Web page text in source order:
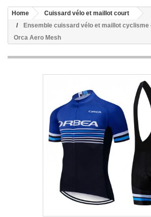
Home
Cuissard vélo et maillot court
Ensemble cuissard vélo et maillot cyclisme
Orca Aero Mesh